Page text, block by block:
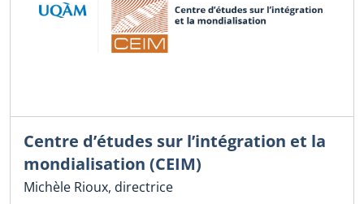
Centre d’études sur l’intégration et la
mondialisation (CEIM)
Michèle Rioux, directrice